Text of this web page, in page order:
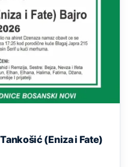
(Eniza i Fate)